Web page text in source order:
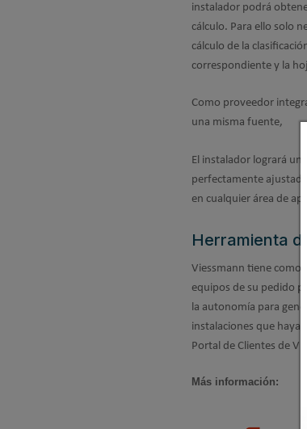
instalador podrá
cálculo. Para ello solo
cálculo de la
correspondiente y la
Como proveedor
una misma fuente,
El instalador logrará
perfectamente
en cualquier área de
Herramienta
Viessmann tiene como
equipos de su pedido
la autonomía para
instalaciones que haya
Portal de Clientes de
Más información: